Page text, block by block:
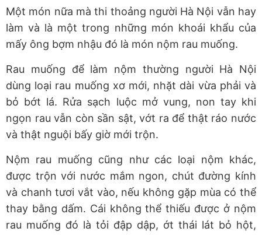
Một món nữa mà thi thoảng người Hà Nội vẫn hay
làm và là một trong những món khoái khẩu của
mấy ông bợm nhậu đó là món nộm rau muống.
Rau muống để làm nộm thường người Hà Nội
dùng loại rau muống xơ mới, nhặt dài vừa phải và
bỏ bớt lá. Rửa sạch luộc mở vung, non tay khi
ngọn rau vẫn còn sần sật, vớt ra để thật ráo nước
và thật nguội bấy giờ mới trộn.
Nộm rau muống cũng như các loại nộm khác,
được trộn với nước mắm ngon, chút đường kính
và chanh tươi vắt vào, nếu không gặp mùa có thể
thay bằng dấm. Cái không thể thiếu được ở nộm
rau muống đó là tỏi đập dập, ớt thái lát bỏ hột,